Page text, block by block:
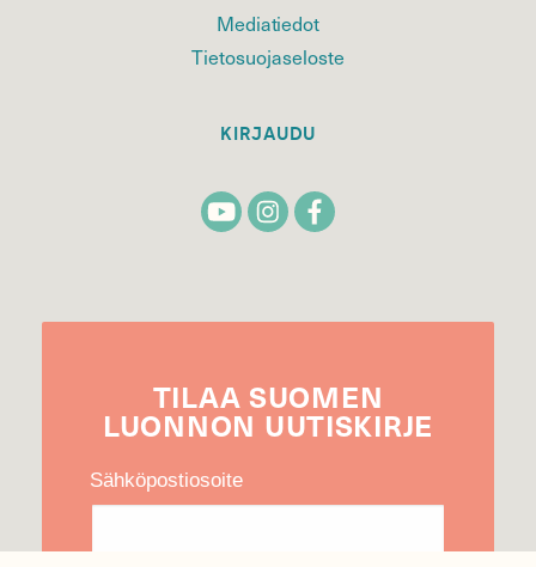
Mediatiedot
Tietosuojaseloste
KIRJAUDU
TILAA SUOMEN
LUONNON UUTIS­KIRJE
Sähköpostiosoite